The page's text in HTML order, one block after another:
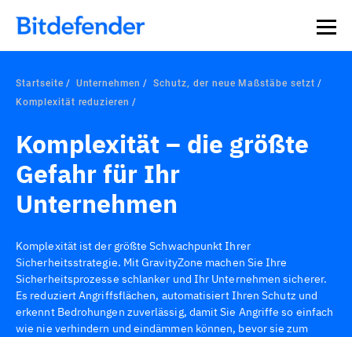
Startseite Unternehmen
Schutz, der neue Maßstäbe setzt
Komplexität reduzieren
Komplexität – die größte
Gefahr für Ihr
Unternehmen
Komplexität ist der größte Schwachpunkt Ihrer
Sicherheitsstrategie. Mit GravityZone machen Sie Ihre
Sicherheitsprozesse schlanker und Ihr Unternehmen sicherer.
Es reduziert Angriffsflächen, automatisiert Ihren Schutz und
erkennt Bedrohungen zuverlässig, damit Sie Angriffe so einfach
wie nie verhindern und eindämmen können, bevor sie zum